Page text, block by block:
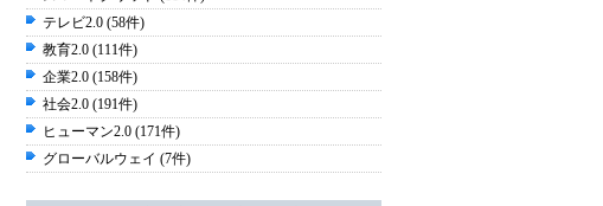
テレビ2.0 (58件)
教育2.0 (111件)
企業2.0 (158件)
社会2.0 (191件)
ヒューマン2.0 (171件)
グローバルウェイ (7件)